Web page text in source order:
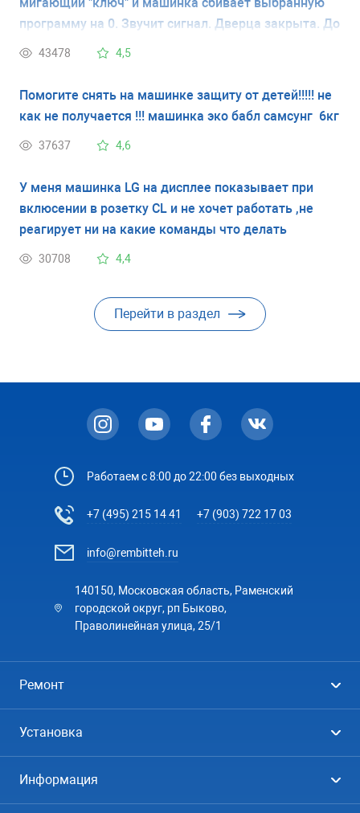
программу на 0. Звучит сигнал. Дверца закрыта. До
этого машинка работала хорошо. У меня нет
43478 4,5
Помогите снять на машинке защиту от детей!!!!! не
как не получается !!! машинка эко бабл самсунг 6кг
37637 4,6
У меня машинка LG на дисплее показывает при
вклюсении в розетку CL и не хочет работать ,не
реагирует ни на какие команды что делать
30708 4,4
Перейти в раздел
Работаем с 8:00 до 22:00 без выходных
+7 (495) 215 14 41 +7 (903) 722 17 03
info@rembitteh.ru
140150, Московская область, Раменский
городской округ, рп Быково,
Праволинейная улица, 25/1
Ремонт
Посудомоечные машины
Установка
Информация